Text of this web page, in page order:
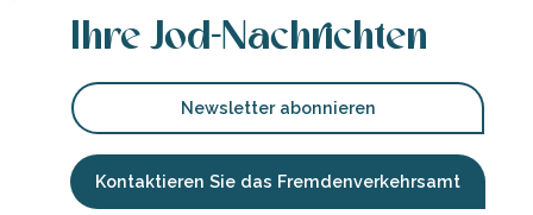
Ihre Jod-Nachrichten
Newsletter abonnieren
Kontaktieren Sie das Fremdenverkehrsamt